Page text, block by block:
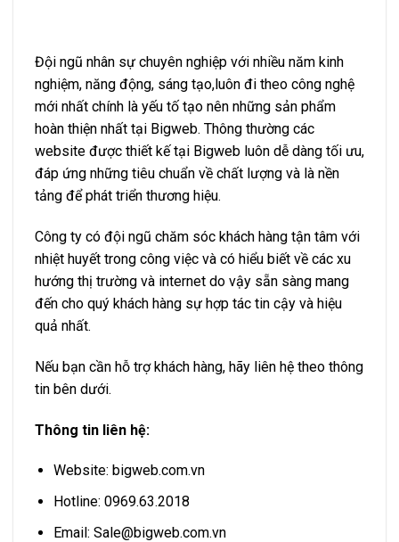
Đội ngũ nhân sự chuyên nghiệp với nhiều năm kinh
nghiệm, năng động, sáng tạo,luôn đi theo công nghệ
mới nhất chính là yếu tố tạo nên những sản phẩm
hoàn thiện nhất tại Bigweb. Thông thường các
website được thiết kế tại Bigweb luôn dễ dàng tối ưu,
đáp ứng những tiêu chuẩn về chất lượng và là nền
tảng để phát triển thương hiệu.
Công ty có đội ngũ chăm sóc khách hàng tận tâm với
nhiệt huyết trong công việc và có hiểu biết về các xu
hướng thị trường và internet do vậy sẵn sàng mang
đến cho quý khách hàng sự hợp tác tin cậy và hiệu
quả nhất.
Nếu bạn cần hỗ trợ khách hàng, hãy liên hệ theo thông
tin bên dưới.
Thông tin liên hệ:
Website: bigweb.com.vn
Hotline: 0969.63.2018
Email: Sale@bigweb.com.vn